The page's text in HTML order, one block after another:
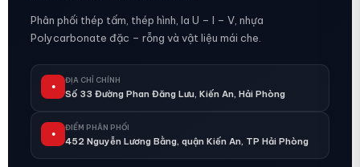
Phân phối thép tấm, thép hình, la U – I – V, nhựa
Polycarbonate đặc – rỗng và vật liệu mái che.
●
ĐỊA CHỈ CHÍNH
Số 33 Đường Phan Đăng Lưu, Kiến An, Hải Phòng
●
ĐIỂM PHÂN PHỐI
452 Nguyễn Lương Bằng, quận Kiến An, TP Hải Phòng